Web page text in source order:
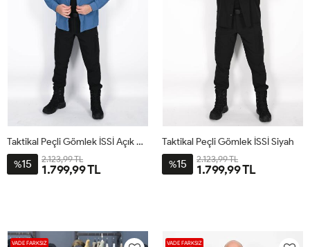
Taktikal Peçli Gömlek İSSİ Açık Mavi
%15 2.123,99 TL
1.799,99 TL
Taktikal Peçli Gömlek İSSİ Siyah
%15 2.123,99 TL
1.799,99 TL
VADE FARKSIZ
VADE FARKSIZ